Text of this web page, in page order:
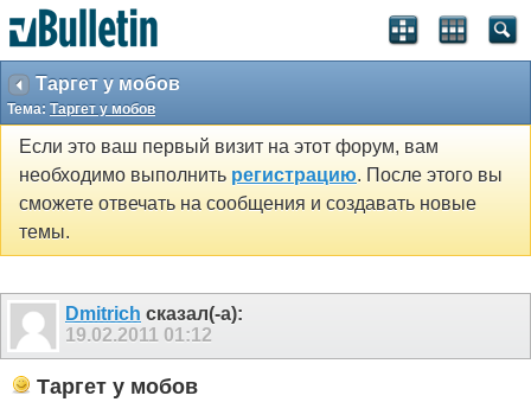
Таргет у мобов
Тема: Таргет у мобов
Если это ваш первый визит на этот форум, вам
необходимо выполнить регистрацию. После этого вы
сможете отвечать на сообщения и создавать новые
темы.
Dmitrich сказал(-а):
19.02.2011 01:12
Таргет у мобов